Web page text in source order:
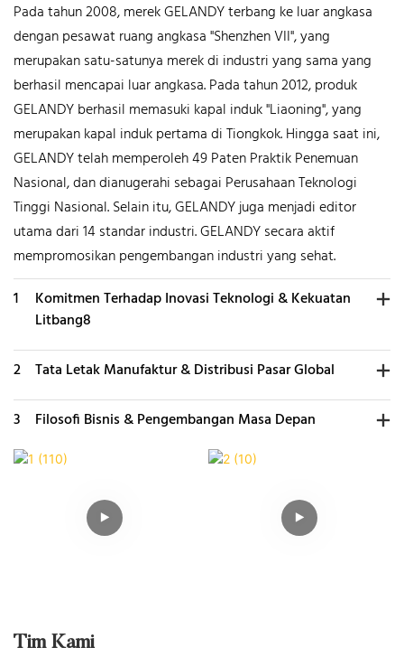
Pada tahun 2008, merek GELANDY terbang ke luar angkasa
dengan pesawat ruang angkasa "Shenzhen VII", yang
merupakan satu-satunya merek di industri yang sama yang
berhasil mencapai luar angkasa. Pada tahun 2012, produk
GELANDY berhasil memasuki kapal induk "Liaoning", yang
merupakan kapal induk pertama di Tiongkok.Hingga saat ini,
GELANDY telah memperoleh 49 Paten Praktik Penemuan
Nasional, dan dianugerahi sebagai Perusahaan Teknologi
Tinggi Nasional. Selain itu, GELANDY juga menjadi editor
utama dari 14 standar industri. GELANDY secara aktif
mempromosikan pengembangan industri yang sehat.
1
Komitmen Terhadap Inovasi Teknologi & Kekuatan
Litbang8
2 Tata Letak Manufaktur & Distribusi Pasar Global
3 Filosofi Bisnis & Pengembangan Masa Depan
Tim Kami